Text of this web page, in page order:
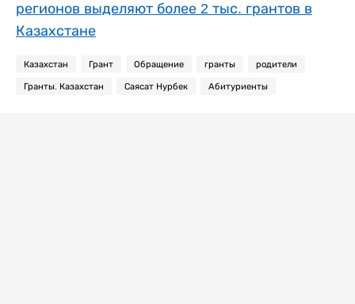
регионов выделяют более 2 тыс. грантов в
Казахстане
Казахстан Грант Обращение гранты родители
Гранты. Казахстан Саясат Нурбек Абитуриенты